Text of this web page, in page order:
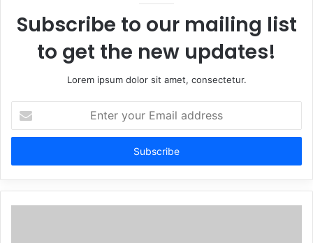
Subscribe to our mailing list
to get the new updates!
Lorem ipsum dolor sit amet, consectetur.
your
Email